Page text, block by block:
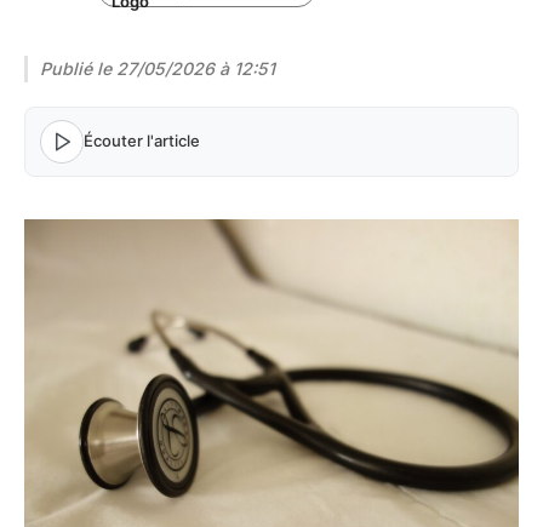
Publié le 27/05/2026 à 12:51
Écouter l'article